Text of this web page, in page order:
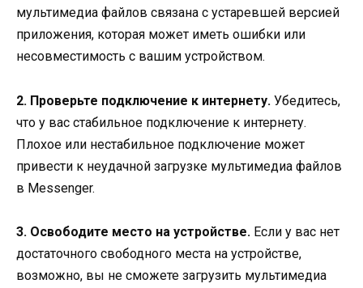
мультимедиа файлов связана с устаревшей версией
приложения, которая может иметь ошибки или
несовместимость с вашим устройством.
2. Проверьте подключение к интернету. Убедитесь,
что у вас стабильное подключение к интернету.
Плохое или нестабильное подключение может
привести к неудачной загрузке мультимедиа файлов
в Messenger.
3. Освободите место на устройстве. Если у вас нет
достаточного свободного места на устройстве,
возможно, вы не сможете загрузить мультимедиа